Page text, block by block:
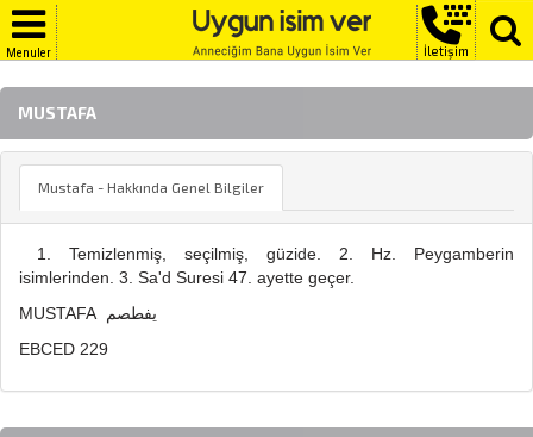
Menuler İletişim
MUSTAFA
Mustafa - Hakkında Genel Bilgiler
1. Temizlenmiş, seçilmiş, güzide. 2. Hz. Peygamberin
isimlerinden. 3. Sa'd Suresi 47. ayette geçer.
MUSTAFA يفطصم
EBCED 229